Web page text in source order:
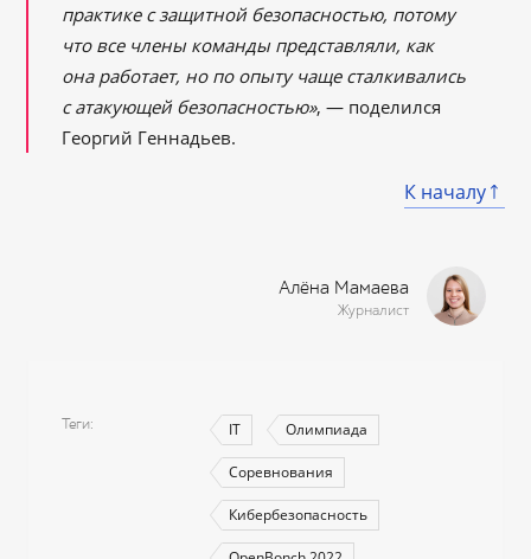
практике с защитной безопасностью, потому
что все члены команды представляли, как
она работает, но по опыту чаще сталкивались
с атакующей безопасностью», — поделился
Георгий Геннадьев.
К началу
Алёна Мамаева
Журналист
Теги IT Олимпиада
Соревнования
Кибербезопасность